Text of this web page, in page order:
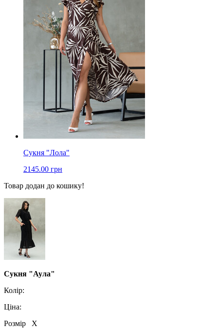
Сукня "Лола"
2145.00 грн
Товар додан до кошику!
Сукня "Аула"
Колір:
Ціна:
Розмір
X